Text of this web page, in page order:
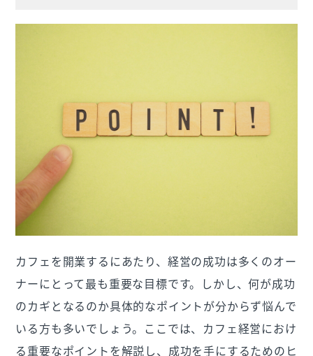
カフェを開業するにあたり、経営の成功は多くのオー
ナーにとって最も重要な目標です。しかし、何が成功
のカギとなるのか具体的なポイントが分からず悩んで
いる方も多いでしょう。ここでは、カフェ経営におけ
る重要なポイントを解説し、成功を手にするためのヒ